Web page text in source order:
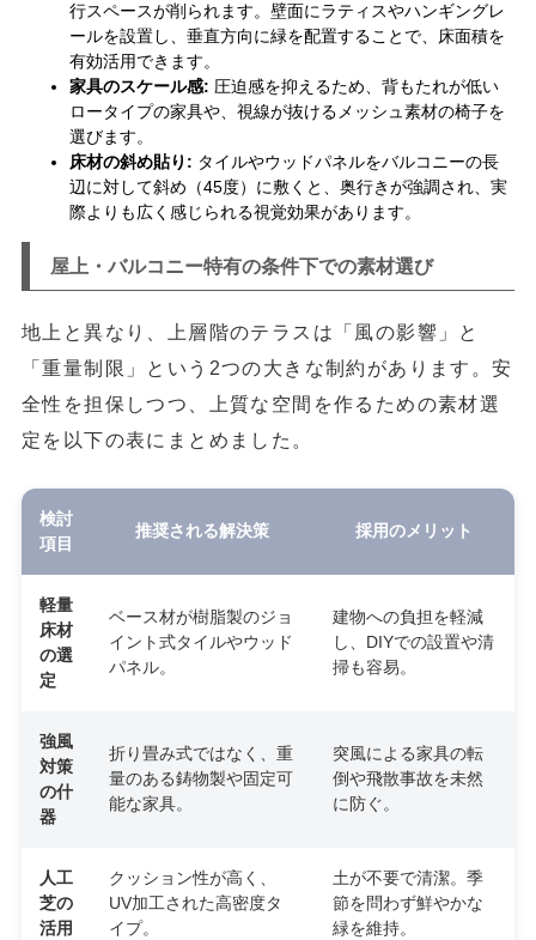
行スペースが削られます。壁面にラティスやハンギングレ
ールを設置し、垂直方向に緑を配置することで、床面積を
有効活用できます。
家具のスケール感: 圧迫感を抑えるため、背もたれが低い
ロータイプの家具や、視線が抜けるメッシュ素材の椅子を
選びます。
床材の斜め貼り: タイルやウッドパネルをバルコニーの長
辺に対して斜め（45度）に敷くと、奥行きが強調され、実
際よりも広く感じられる視覚効果があります。
屋上・バルコニー特有の条件下での素材選び
地上と異なり、上層階のテラスは「風の影響」と
「重量制限」という2つの大きな制約があります。安
全性を担保しつつ、上質な空間を作るための素材選
定を以下の表にまとめました。
検討
項目
推奨される解決策 採用のメリット
軽量
床材
の選
定
ベース材が樹脂製のジョ
イント式タイルやウッド
パネル。
建物への負担を軽減
し、DIYでの設置や清
掃も容易。
強風
対策
の什
器
折り畳み式ではなく、重
量のある鋳物製や固定可
能な家具。
突風による家具の転
倒や飛散事故を未然
に防ぐ。
人工
芝の
活用
クッション性が高く、
UV加工された高密度タ
イプ。
土が不要で清潔。季
節を問わず鮮やかな
緑を維持。